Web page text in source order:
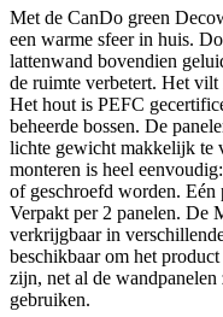
Met de CanDo green
een warme sfeer in huis.
lattenwand bovendien
de ruimte verbetert. Het vilt
Het hout is PEFC
beheerde bossen. De
lichte gewicht makkelijk te
monteren is heel
of geschroefd worden. Eén
Verpakt per 2 panelen. De
verkrijgbaar in
beschikbaar om het
zijn, net al de
gebruiken.